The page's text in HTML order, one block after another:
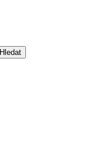
Hledat